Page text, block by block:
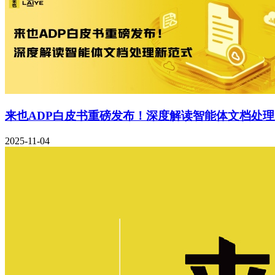
来也ADP白皮书重磅发布！深度解读智能体文档处
2025-11-04